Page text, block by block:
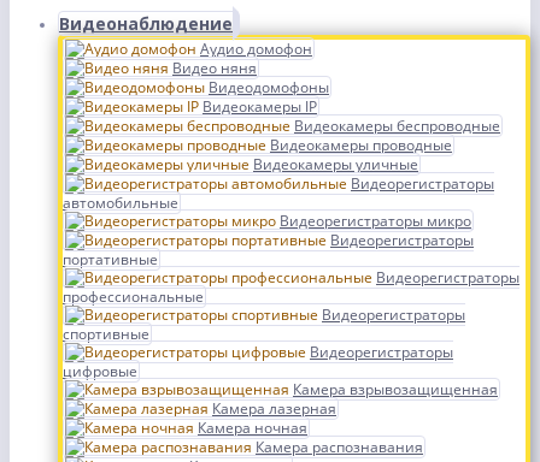
Видеонаблюдение
Аудио домофон
Видео няня
Видеодомофоны
Видеокамеры IP
Видеокамеры беспроводные
Видеокамеры проводные
Видеокамеры уличные
Видеорегистраторы
автомобильные
Видеорегистраторы микро
Видеорегистраторы
портативные
Видеорегистраторы
профессиональные
Видеорегистраторы
спортивные
Видеорегистраторы
цифровые
Камера взрывозащищенная
Камера лазерная
Камера ночная
Камера распознавания